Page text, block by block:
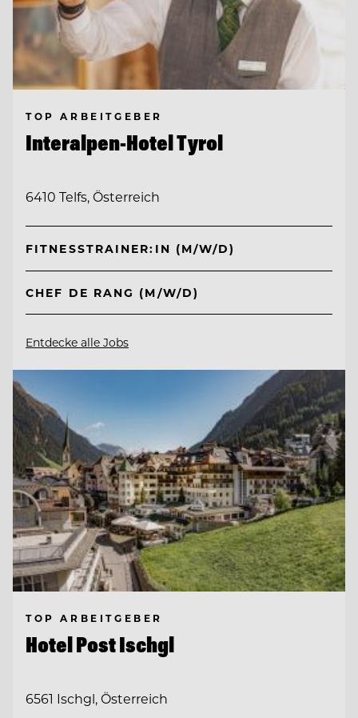
TOP ARBEITGEBER
Interalpen-Hotel Tyrol
6410 Telfs, Österreich
FITNESSTRAINER:IN (M/W/D)
CHEF DE RANG (M/W/D)
Entdecke alle Jobs
TOP ARBEITGEBER
Hotel Post Ischgl
6561 Ischgl, Österreich